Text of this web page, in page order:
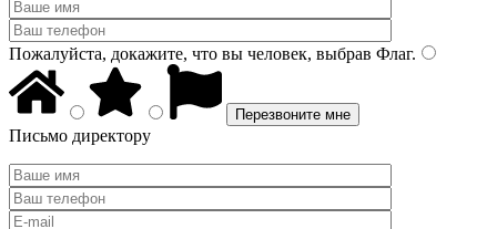
Пожалуйста, докажите, что вы человек, выбрав Флаг.
Письмо директору